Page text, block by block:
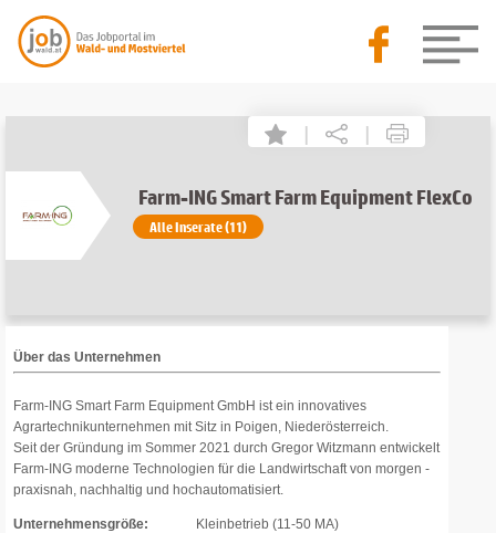
| |
Farm-ING Smart Farm Equipment FlexCo
Alle Inserate (11)
Über das Unternehmen
Farm-ING Smart Farm Equipment GmbH ist ein innovatives
Agrartechnikunternehmen mit Sitz in Poigen, Niederösterreich.
Seit der Gründung im Sommer 2021 durch Gregor Witzmann entwickelt
Farm-ING moderne Technologien für die Landwirtschaft von morgen -
praxisnah, nachhaltig und hochautomatisiert.
Unternehmensgröße:
Kleinbetrieb (11-50 MA)